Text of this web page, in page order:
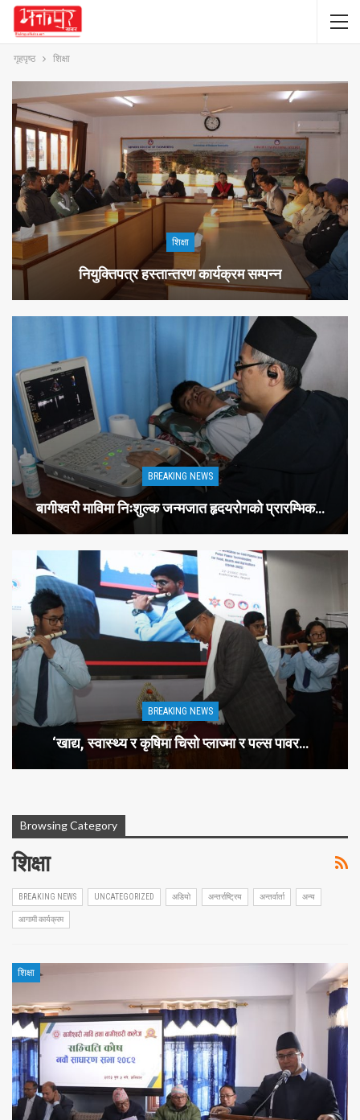
गृहपृष्ठ शिक्षा
शिक्षा
नियुक्तिपत्र हस्तान्तरण कार्यक्रम सम्पन्न
BREAKING NEWS
बागीश्वरी माविमा निःशुल्क जन्मजात हृदयरोगको प्रारम्भिक…
BREAKING NEWS
‘खाद्य, स्वास्थ्य र कृषिमा चिसो प्लाज्मा र पल्स पावर…
Browsing Category
शिक्षा
BREAKING NEWS UNCATEGORIZED अडियो अन्तर्राष्ट्रिय अन्तर्वार्ता अन्य
आगामी कार्यक्रम
शिक्षा